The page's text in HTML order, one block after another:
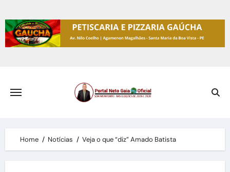
to
content
Home Notícias Veja o que “diz” Amado Batista